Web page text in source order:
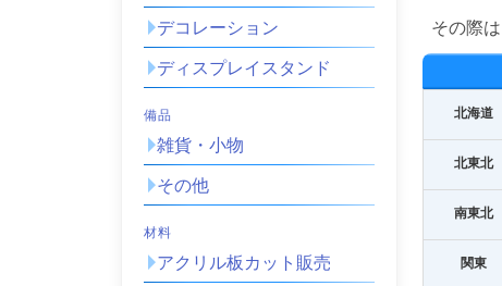
デコレーション
ディスプレイスタンド
備品
雑貨・小物
その他
材料
アクリル板カット販売
その際
北海道
北東北
南東北
関東